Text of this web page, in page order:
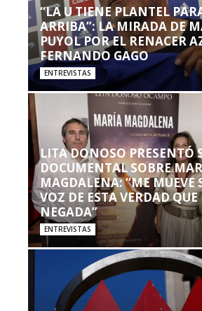
“LA U TIENE PLANTEL
ARRIBA”: LA MIRADA DE
PUYOL POR EL RENACER
FERNANDO GAGO
ENTREVISTAS
LITA DONOSO PRESENTÓ
DOCUMENTAL SOBRE
MAGDALENA: “ME MUEVE
VOZ DE ESTA VERDAD
NEGADA”
ENTREVISTAS